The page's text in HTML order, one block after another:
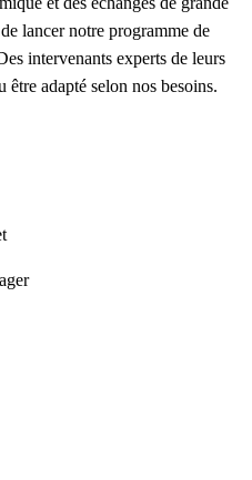
lancer notre programme de
intervenants experts de leurs
être adapté selon nos besoins.